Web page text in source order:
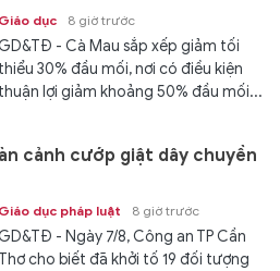
Giáo dục 8 giờ trước
- Cà Mau sắp xếp giảm tối
thiểu 30% đầu mối, nơi có điều kiện
thuận lợi giảm khoảng 50% đầu mối...
cảnh cướp giật dây chuyền
Giáo dục pháp luật 8 giờ trước
- Ngày 7/8, Công an TP Cần
Thơ cho biết đã khởi tố 19 đối tượng